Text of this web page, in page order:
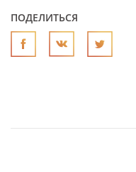
ПОДЕЛИТЬСЯ